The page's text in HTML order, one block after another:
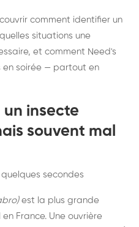
comment identifier un
situations une
et comment Need's
en soirée — partout en
un insecte
souvent mal
secondes
est la plus grande
France. Une ouvrière